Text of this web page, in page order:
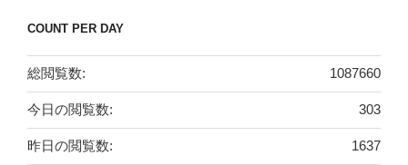
COUNT PER DAY
1087660
総閲覧数:
303
今日の閲覧数:
1637
昨日の閲覧数: